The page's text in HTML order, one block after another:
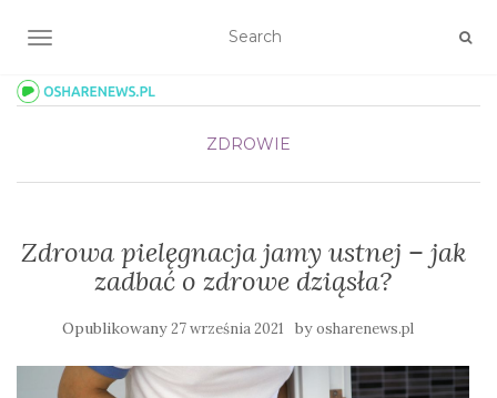
TOGGLE NAVIGATION
ZDROWIE
Zdrowa pielęgnacja jamy ustnej – jak
zadbać o zdrowe dziąsła?
Opublikowany27 września 2021 byosharenews.pl